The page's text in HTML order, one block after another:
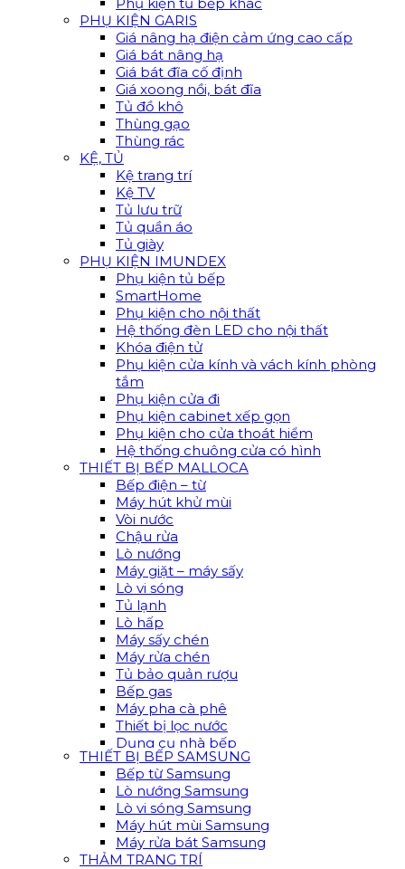
PHỤ KIỆN GARIS
Giá nâng hạ điện cảm ứng cao cấp
Giá bát nâng hạ
Giá bát đĩa cố định
Giá xoong nồi, bát đĩa
Tủ đồ khô
Thùng gạo
Thùng rác
KỆ, TỦ
Kệ trang trí
Kệ TV
Tủ lưu trữ
Tủ quần áo
Tủ giày
PHỤ KIỆN IMUNDEX
Phụ kiện tủ bếp
SmartHome
Phụ kiện cho nội thất
Hệ thống đèn LED cho nội thất
Khóa điện tử
Phụ kiện cửa kính và vách kính phòng
tắm
Phụ kiện cửa đi
Phụ kiện cabinet xếp gọn
Phụ kiện cho cửa thoát hiểm
Hệ thống chuông cửa có hình
THIẾT BỊ BẾP MALLOCA
Bếp điện – từ
Máy hút khử mùi
Vòi nước
Chậu rửa
Lò nướng
Máy giặt – máy sấy
Lò vi sóng
Tủ lạnh
Lò hấp
Máy sấy chén
Máy rửa chén
Tủ bảo quản rượu
Bếp gas
Máy pha cà phê
Thiết bị lọc nước
Dụng cụ nhà bếp
THIẾT BỊ BẾP SAMSUNG
Bếp từ Samsung
Lò nướng Samsung
Lò vi sóng Samsung
Máy hút mùi Samsung
Máy rửa bát Samsung
THẢM TRANG TRÍ